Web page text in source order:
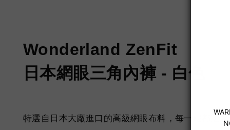
Wonderland ZenFit
日本網眼三角內褲 - 白色
特選自日本大廠進口的高級網眼布料，每一縷都透